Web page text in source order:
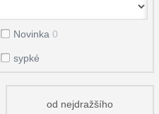
Novinka 0
sypké
od nejdražšího